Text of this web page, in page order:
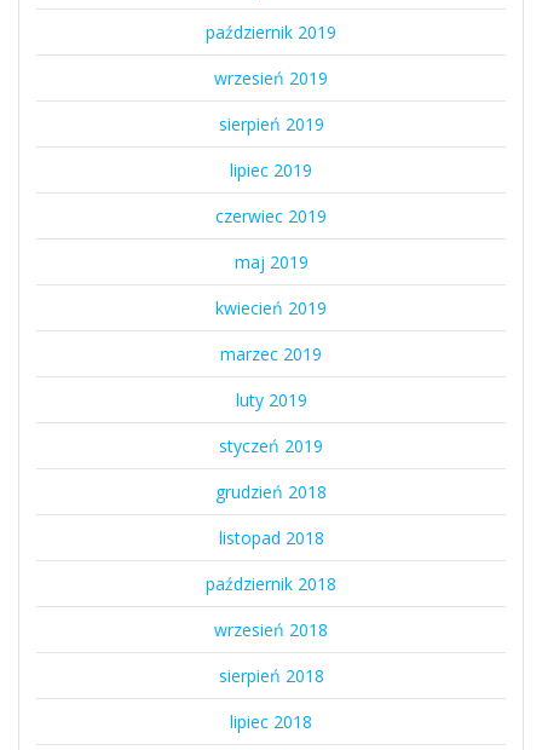
październik 2019
wrzesień 2019
sierpień 2019
lipiec 2019
czerwiec 2019
maj 2019
kwiecień 2019
marzec 2019
luty 2019
styczeń 2019
grudzień 2018
listopad 2018
październik 2018
wrzesień 2018
sierpień 2018
lipiec 2018